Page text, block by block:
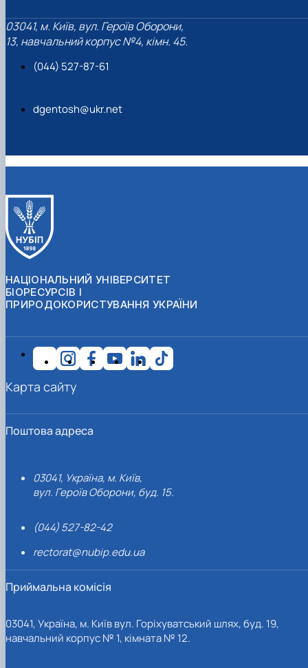
03041, м. Київ, вул. Героїв Оборони,
13, навчальний корпус №4, кімн. 45.
(044) 527-87-61
dgentosh@ukr.net
НАЦІОНАЛЬНИЙ УНІВЕРСИТЕТ
БІОРЕСУРСІВ І
ПРИРОДОКОРИСТУВАННЯ УКРАЇНИ
Поштова адреса
03041, Україна, м. Київ,
вул. Героїв Оборони, буд. 15.
(044) 527-82-42
rectorat@nubip.edu.ua
Приймальна комісія
03041, Україна, м. Київ вул. Горіхуватський шлях, буд. 19,
навчальний корпус № 1, кімната № 12.
Карта сайту